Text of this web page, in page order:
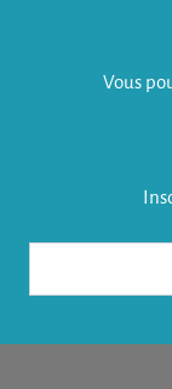
Vous